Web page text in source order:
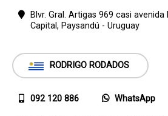
Blvr. Gral. Artigas 969 casi avenida
Capital, Paysandú - Uruguay
RODRIGO RODADOS
092 120 886 WhatsApp